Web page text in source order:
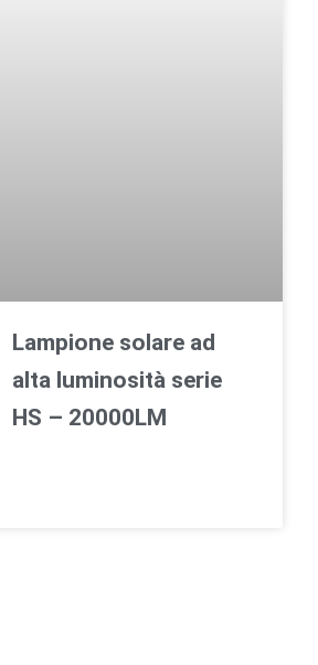
Lampione solare ad
alta luminosità serie
HS – 20000LM